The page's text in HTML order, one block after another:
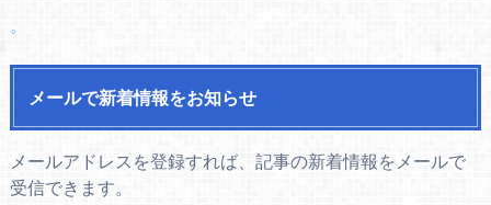
メールで新着情報をお知らせ
メールアドレスを登録すれば、記事の新着情報をメールで
受信できます。